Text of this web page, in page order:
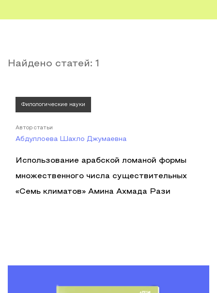
Найдено статей: 1
Филологические науки
Автор статьи
Абдуллоева Шахло Джумаевна
Использование арабской ломаной формы
множественного числа существительных
«Семь климатов» Амина Ахмада Рази